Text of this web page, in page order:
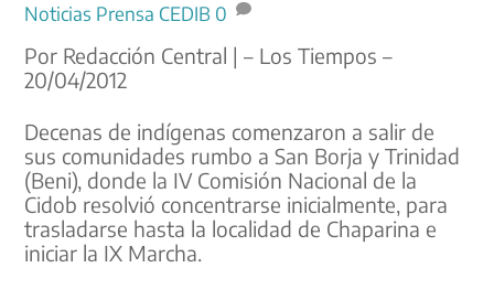
Noticias Prensa CEDIB 0
Por Redacción Central | – Los Tiempos –
20/04/2012
Decenas de indígenas comenzaron a salir de
sus comunidades rumbo a San Borja y Trinidad
(Beni), donde la IV Comisión Nacional de la
Cidob resolvió concentrarse inicialmente, para
trasladarse hasta la localidad de Chaparina e
iniciar la IX Marcha.